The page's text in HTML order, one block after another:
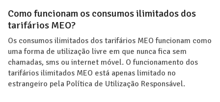
Como funcionam os consumos ilimitados dos
tarifários MEO?
Os consumos ilimitados dos tarifários MEO funcionam como
uma forma de utilização livre em que nunca fica sem
chamadas, sms ou internet móvel. O funcionamento dos
tarifários ilimitados MEO está apenas limitado no
estrangeiro pela Política de Utilização Responsável.